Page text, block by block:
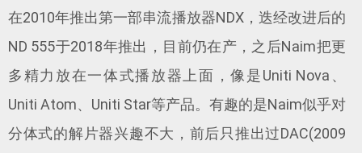
在2010年推出第一部串流播放器NDX，迭经改进后的
ND 555于2018年推出，目前仍在产，之后Naim把更
多精力放在一体式播放器上面，像是Uniti Nova、
Uniti Atom、Uniti Star等产品。有趣的是Naim似乎对
分体式的解片器兴趣不大，前后只推出过DAC(2009